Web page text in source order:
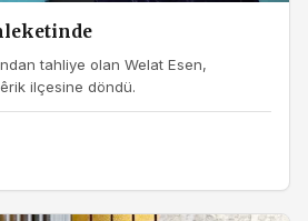
tahliye olan Welat Esen,
ilçesine döndü.